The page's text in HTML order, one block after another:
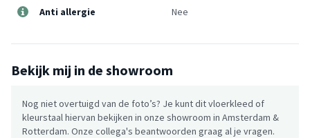
Anti allergie
Nee
Bekijk mij in de showroom
Nog niet overtuigd van de foto’s? Je kunt dit vloerkleed of
kleurstaal hiervan bekijken in onze showroom in Amsterdam &
Rotterdam. Onze collega's beantwoorden graag al je vragen.